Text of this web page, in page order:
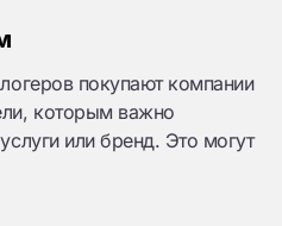
покупают компании
которым важно
или бренд. Это могут